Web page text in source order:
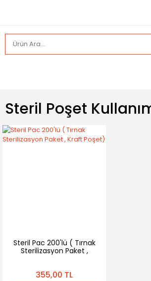
Steril Poşet
Steril Pac 200'lü ( Tırnak
Sterilizasyon Paket ,
355,00 TL